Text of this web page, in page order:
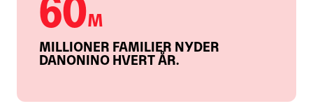
M
MILLIONER FAMILIER NYDER
DANONINO HVERT ÅR.